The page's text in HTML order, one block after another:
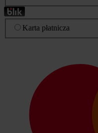
Karta płatnicza